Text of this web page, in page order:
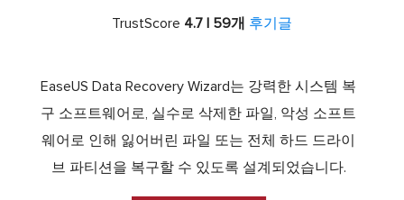
TrustScore 4.7 | 59개 후기글
EaseUS Data Recovery Wizard는 강력한 시스템 복
구 소프트웨어로, 실수로 삭제한 파일, 악성 소프트
웨어로 인해 잃어버린 파일 또는 전체 하드 드라이
브 파티션을 복구할 수 있도록 설계되었습니다.